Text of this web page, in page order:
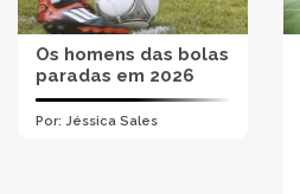
Os homens das bolas
paradas em 2026
Por: Jéssica Sales